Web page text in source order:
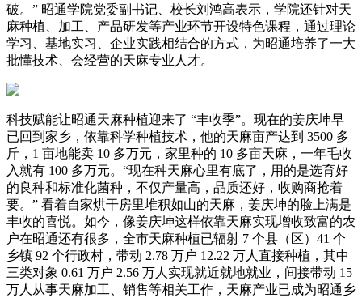
破。” 昭通学院党委副书记、校长刘鸿高表示，学院还针对天
麻种植、加工、产品研发等产业环节开设特色课程，通过理论
学习、基地实习、企业实践相结合的方式，为昭通培养了一大
批懂技术、会经营的天麻专业人才。
科技赋能让昭通天麻种植迎来了 “丰收季”。现在的姜庆坤早
已回到家乡，依靠科学种植技术，他的天麻亩产达到 3500 多
斤，1 亩地能卖 10 多万元，家里种的 10 多亩天麻，一年毛收
入就有 100 多万元。“现在种天麻心里有底了，用的是选育好
的良种和标准化菌种，不仅产量高，品质还好，收购商抢着
要。” 看着自家烘干房里堆积如山的天麻，姜庆坤的脸上满是
丰收的喜悦。如今，像姜庆坤这样依靠天麻实现增收致富的农
户在昭通还有很多，全市天麻种植已辐射 7 个县（区）41 个
乡镇 92 个行政村，带动 2.78 万户 12.22 万人直接种植，其中
三类对象 0.61 万户 2.56 万人实现就近就地就业，间接带动 15
万人从事天麻加工、销售等相关工作，天麻产业已成为昭通乡